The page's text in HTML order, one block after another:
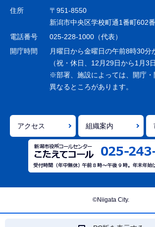
ゲ
シ
ョ
で
住所
〒951-8550
新潟市中央区学校町通1番町602
電話番号
025-228-1000（代表）
開庁時間
月曜日から金曜日の午前8時30分
（祝・休日、12月29日から1月3
※部署、施設によっては、開庁
異なるところがあります。
アクセス 組織案内
©Niigata City.